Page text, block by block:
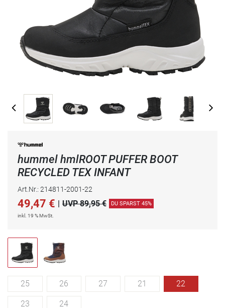
hummel hmlROOT PUFFER BOOT
RECYCLED TEX INFANT
Art.Nr.: 214811-2001-22
49,47 € | UVP 89,95 € DU SPARST 45%
inkl. 19 % MwSt.
25 26 27 21 22
23 24